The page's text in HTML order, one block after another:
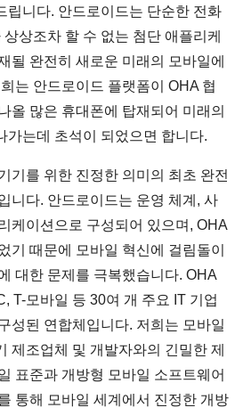
립니다. 안드로이드는 단순한 전화
상조차 할 수 없는 첨단 애플리케
될 완전히 새로운 미래의 모바일에
는 안드로이드 플랫폼이 OHA 협
올 많은 휴대폰에 탑재되어 미래의
가는데 초석이 되었으면 합니다.
기를 위한 진정한 의미의 최초 완전
니다. 안드로이드는 운영 체계, 사
케이션으로 구성되어 있으며, OHA
기 때문에 모바일 혁신에 걸림돌이
대한 문제를 극복했습니다. OHA
T-모바일 등 30여 개 주요 IT 기업
성된 연합체입니다. 저희는 모바일
제조업체 및 개발자와의 긴밀한 제
표준과 개방형 모바일 소프트웨어
통해 모바일 세계에서 진정한 개방